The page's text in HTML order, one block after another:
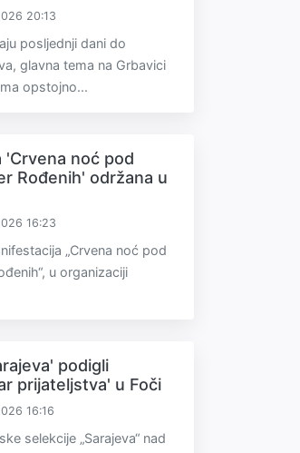
20:13
posljednji dani do
glavna tema na Grbavici
opstojno...
'Crvena noć pod
Rođenih' održana u
16:23
„Crvena noć pod
u organizaciji
podigli
prijateljstva' u Foči
16:16
selekcije „Sarajeva“ nad